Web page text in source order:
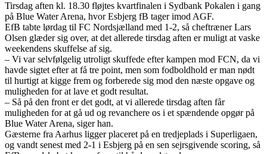
Tirsdag aften kl. 18.30 fløjtes kvartfinalen i Sydbank Pokalen i gang
på Blue Water Arena, hvor Esbjerg fB tager imod AGF.
EfB tabte lørdag til FC Nordsjælland med 1-2, så cheftræner Lars
Olsen glæder sig over, at det allerede tirsdag aften er muligt at vaske
weekendens skuffelse af sig.
– Vi var selvfølgelig utroligt skuffede efter kampen mod FCN, da vi
havde sigtet efter at få tre point, men som fodboldhold er man nødt
til hurtigt at kigge frem og forberede sig mod den næste opgave og
muligheden for at lave et godt resultat.
– Så på den front er det godt, at vi allerede tirsdag aften får
muligheden for at gå ud og revanchere os i et spændende opgør på
Blue Water Arena, siger han.
Gæsterne fra Aarhus ligger placeret på en tredjeplads i Superligaen,
og vandt senest med 2-1 i Esbjerg på en sen sejrsgivende scoring, så